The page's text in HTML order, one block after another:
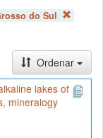
do Sul
Ordenar
lakes of
mineralogy